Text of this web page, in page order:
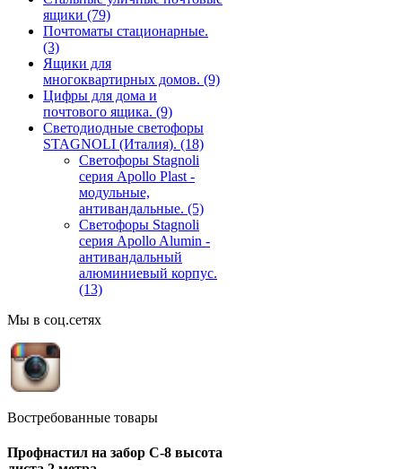
ящики (79)
Почтоматы стационарные.
(3)
Ящики для
многоквартирных домов. (9)
Цифры для дома и
почтового ящика. (9)
Светодиодные светофоры
STAGNOLI (Италия). (18)
Светофоры Stagnoli
серия Apollo Plast -
модульные,
антивандальные. (5)
Светофоры Stagnoli
серия Apollo Alumin -
антивандальный
алюминиевый корпус.
(13)
Мы в соц.сетях
Востребованные товары
Профнастил на забор С-8 высота